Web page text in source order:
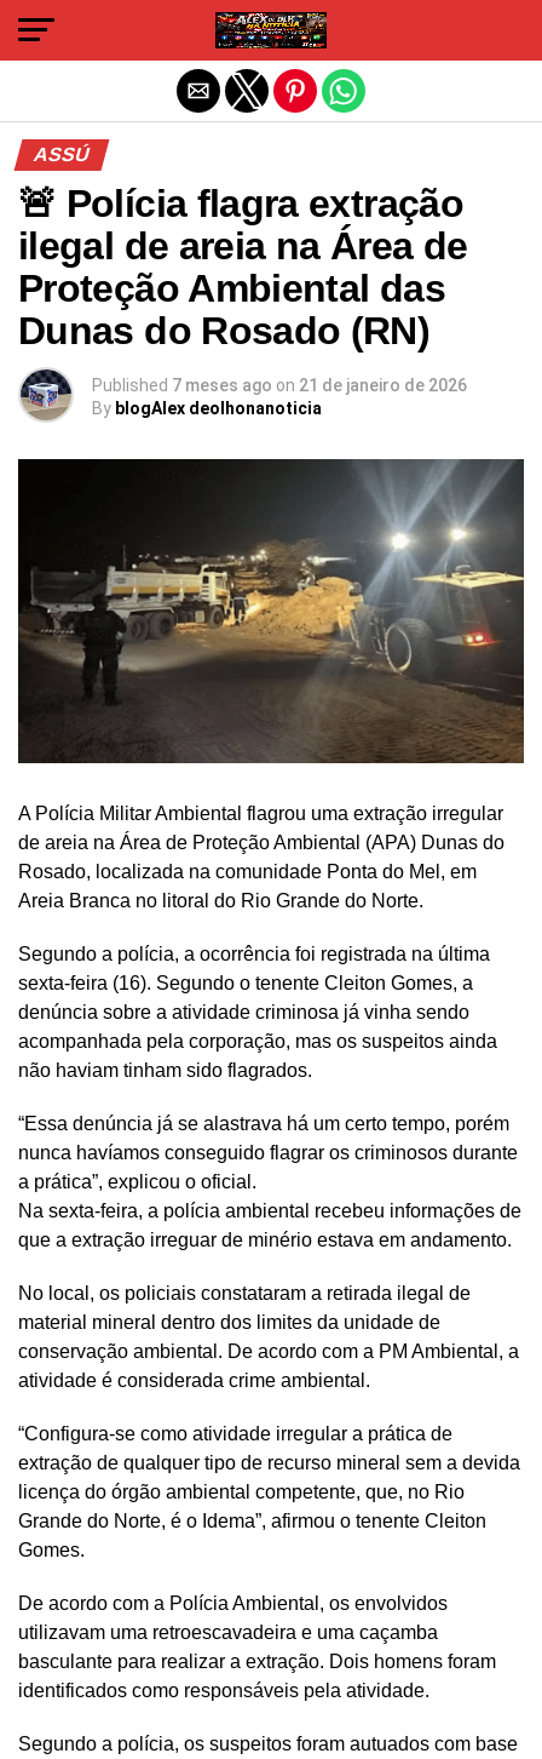
ASSÚ
🚨 Polícia flagra extração
ilegal de areia na Área de
Proteção Ambiental das
Dunas do Rosado (RN)
Published 7 meses ago on 21 de janeiro de 2026
By blogAlex deolhonanoticia
A Polícia Militar Ambiental flagrou uma extração irregular
de areia na Área de Proteção Ambiental (APA) Dunas do
Rosado, localizada na comunidade Ponta do Mel, em
Areia Branca no litoral do Rio Grande do Norte.
Segundo a polícia, a ocorrência foi registrada na última
sexta-feira (16). Segundo o tenente Cleiton Gomes, a
denúncia sobre a atividade criminosa já vinha sendo
acompanhada pela corporação, mas os suspeitos ainda
não haviam tinham sido flagrados.
“Essa denúncia já se alastrava há um certo tempo, porém
nunca havíamos conseguido flagrar os criminosos durante
a prática”, explicou o oficial.
Na sexta-feira, a polícia ambiental recebeu informações de
que a extração irreguar de minério estava em andamento.
No local, os policiais constataram a retirada ilegal de
material mineral dentro dos limites da unidade de
conservação ambiental. De acordo com a PM Ambiental, a
atividade é considerada crime ambiental.
“Configura-se como atividade irregular a prática de
extração de qualquer tipo de recurso mineral sem a devida
licença do órgão ambiental competente, que, no Rio
Grande do Norte, é o Idema”, afirmou o tenente Cleiton
Gomes.
De acordo com a Polícia Ambiental, os envolvidos
utilizavam uma retroescavadeira e uma caçamba
basculante para realizar a extração. Dois homens foram
identificados como responsáveis pela atividade.
Segundo a polícia, os suspeitos foram autuados com base
Sair da versão mobile